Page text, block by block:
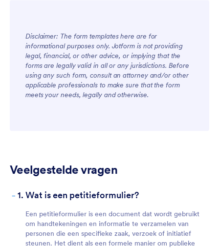
Disclaimer: The form templates here are for
informational purposes only. Jotform is not providing
legal, financial, or other advice, or implying that the
forms are legally valid in all or any jurisdictions. Before
using any such form, consult an attorney and/or other
applicable professionals to make sure that the form
meets your needs, legally and otherwise.
Veelgestelde vragen
- 1. Wat is een petitieformulier?
Een petitieformulier is een document dat wordt gebruikt
om handtekeningen en informatie te verzamelen van
personen die een specifieke zaak, verzoek of initiatief
steunen. Het dient als een formele manier om publieke